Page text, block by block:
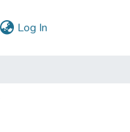
Log In